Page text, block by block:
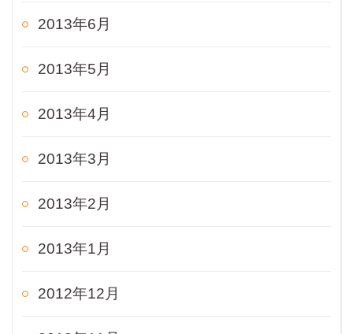
2013年6月
2013年5月
2013年4月
2013年3月
2013年2月
2013年1月
2012年12月